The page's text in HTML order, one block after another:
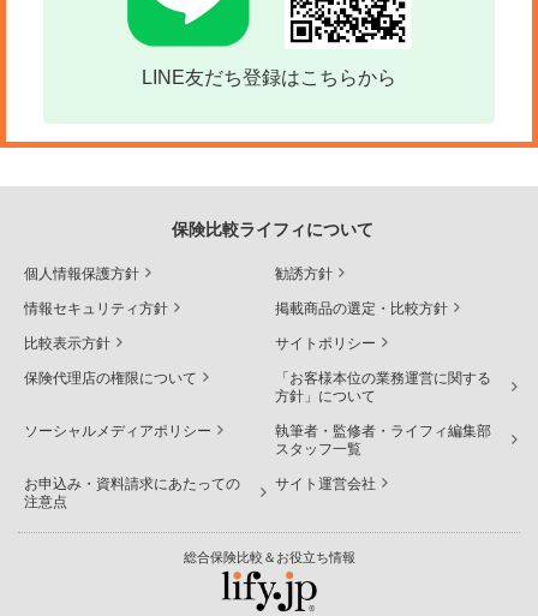
LINE友だち登録はこちらから
保険比較ライフィについて
個人情報保護方針 勧誘方針
情報セキュリティ方針 掲載商品の選定・比較方針
比較表示方針 サイトポリシー
保険代理店の権限について
「お客様本位の業務運営に関する
方針」について
ソーシャルメディアポリシー
執筆者・監修者・ライフィ編集部
スタッフ一覧
お申込み・資料請求にあたっての
注意点
サイト運営会社
総合保険比較＆お役立ち情報